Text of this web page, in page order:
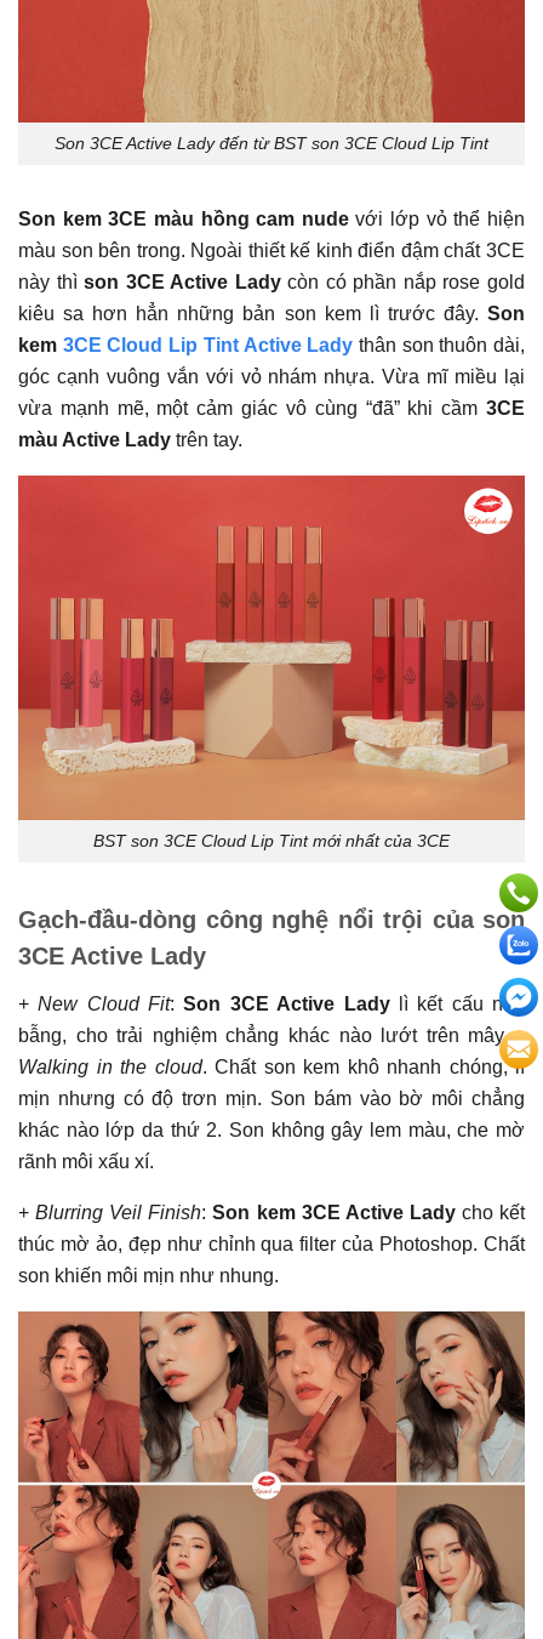
Son 3CE Active Lady đến từ BST son 3CE Cloud Lip Tint
Son kem 3CE màu hồng cam nudevới lớp vỏ thể hiện
màu son bên trong. Ngoài thiết kế kinh điển đậm chất 3CE
này thìson 3CE Active Ladycòn có phần nắp rose gold
kiêu sa hơn hẳn những bản son kem lì trước đây. Son
kem 3CE Cloud Lip Tint Active Lady thân son thuôn dài,
góc cạnh vuông vắn với vỏ nhám nhựa. Vừa mĩ miều lại
vừa mạnh mẽ, một cảm giác vô cùng “đã” khi cầm 3CE
màu Active Lady trên tay.
BST son 3CE Cloud Lip Tint mới nhất của 3CE
Gạch-đầu-dòng công nghệ nổi trội của son
3CE Active Lady
+New Cloud Fit:Son 3CE Active Lady
lì kết cấu nhẹ
bẫng, cho trải nghiệm chẳng khác nào lướt trên mây –
Walking in the cloud. Chất son kem khô nhanh chóng, lì
mịn nhưng có độ trơn mịn. Son bám vào bờ môi chẳng
khác nào lớp da thứ 2. Son không gây lem màu, che mờ
rãnh môi xấu xí.
+Blurring Veil Finish:Son kem 3CE Active Lady cho kết
thúc mờ ảo, đẹp như chỉnh qua filter của Photoshop. Chất
son khiến môi mịn như nhung.